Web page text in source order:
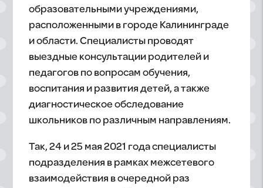
образовательными учреждениями,
расположенными в городе Калининграде
и области. Специалисты проводят
выездные консультации родителей и
педагогов по вопросам обучения,
воспитания и развития детей, а также
диагностическое обследование
школьников по различным направлениям.
Так, 24 и 25 мая 2021 года специалисты
подразделения в рамках межсетевого
взаимодействия в очередной раз